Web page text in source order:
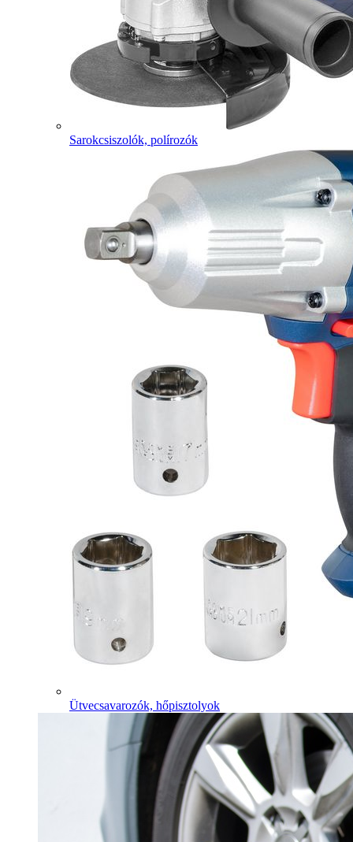
Sarokcsiszolók, polírozók
Ütvecsavarozók, hőpisztolyok